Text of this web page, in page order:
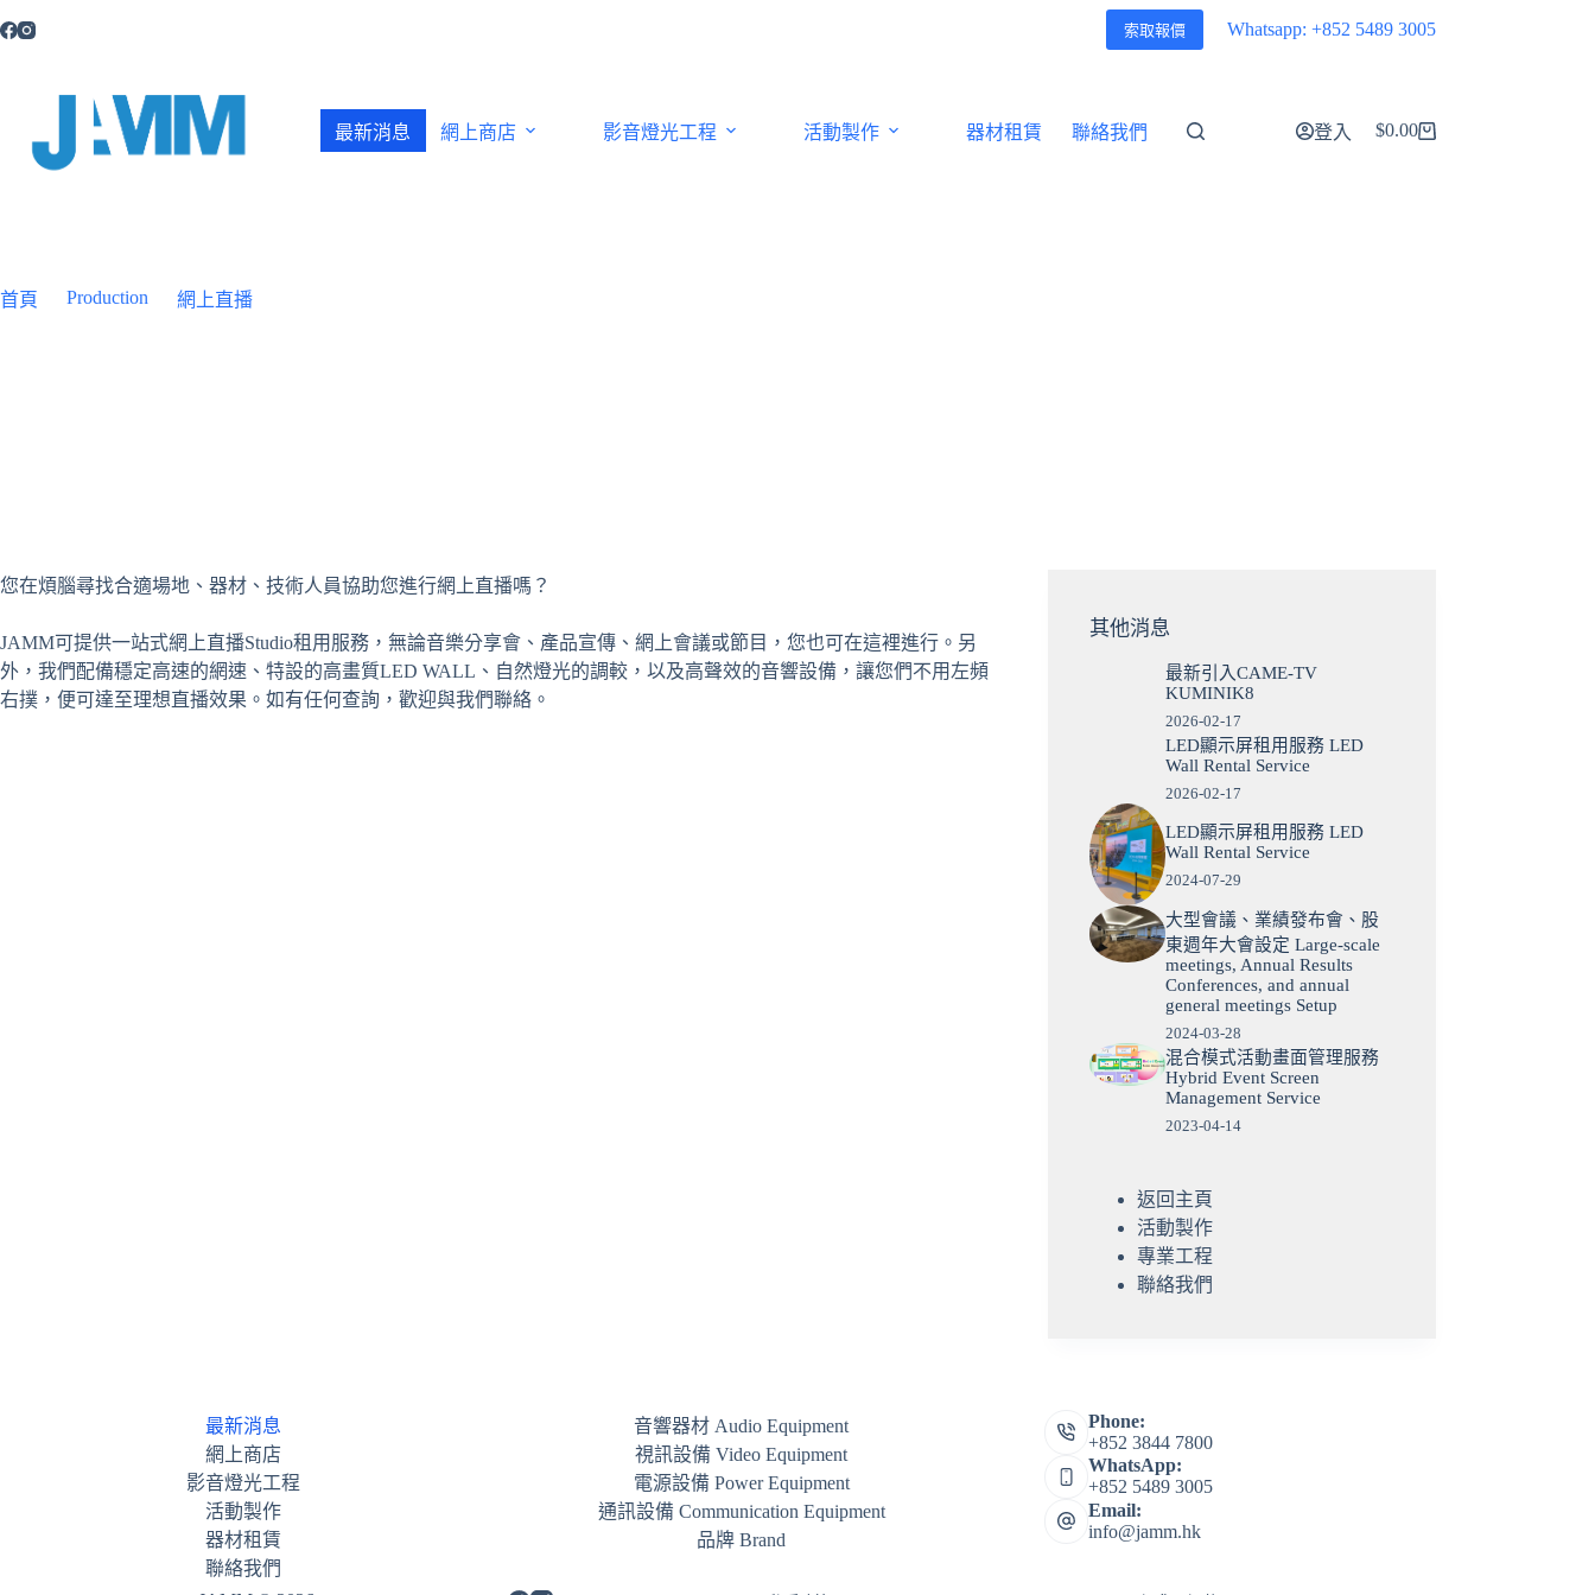
至
索取報價 Whatsapp: +852 5489 3005
最新消息 網上商店 影音燈光工程 活動製作 器材租賃 聯絡我們 登入 $0.00
首頁 Production 網上直播
您在煩腦尋找合適場地、器材、技術人員協助您進行網上直播嗎？
JAMM可提供一站式網上直播Studio租用服務，無論音樂分享會、產品宣傳、網上會議或節目，您也可在這裡進行。另
外，我們配備穩定高速的網速、特設的高畫質LED WALL、自然燈光的調較，以及高聲效的音響設備，讓您們不用左頻
右撲，便可達至理想直播效果。如有任何查詢，歡迎與我們聯絡。
其他消息
最新引入CAME-TV
KUMINIK8
2026-02-17
LED顯示屏租用服務 LED
Wall Rental Service
2026-02-17
LED顯示屏租用服務 LED
Wall Rental Service
2024-07-29
大型會議、業績發布會、股
東週年大會設定 Large-scale
meetings, Annual Results
Conferences, and annual
general meetings Setup
2024-03-28
混合模式活動畫面管理服務
Hybrid Event Screen
Management Service
2023-04-14
返回主頁
活動製作‎
專業工程
聯絡我們
最新消息
網上商店
影音燈光工程
活動製作
器材租賃
聯絡我們
音響器材 Audio Equipment
視訊設備 Video Equipment
電源設備 Power Equipment
通訊設備 Communication Equipment
品牌 Brand
Phone:
+852 3844 7800
WhatsApp:
+852 5489 3005
Email:
info@jamm.hk